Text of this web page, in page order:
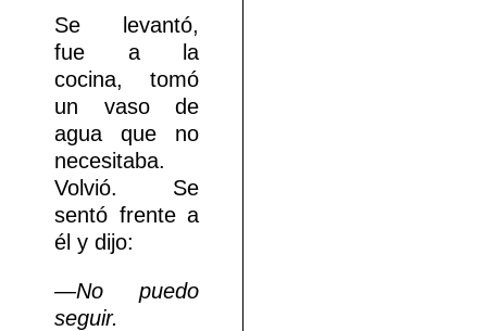
Se levantó,
fue a la
cocina, tomó
un vaso de
agua que no
necesitaba.
Volvió. Se
sentó frente a
él y dijo:
—No puedo
seguir.